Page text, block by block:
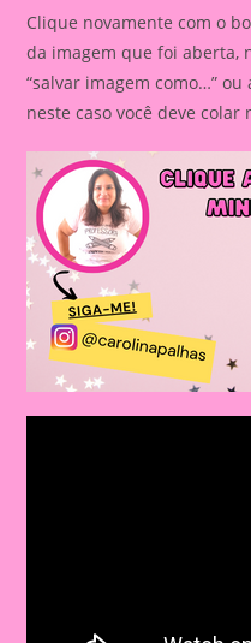
Clique novamente com o
da imagem que foi aberta,
“salvar imagem como…”
neste caso você deve colar